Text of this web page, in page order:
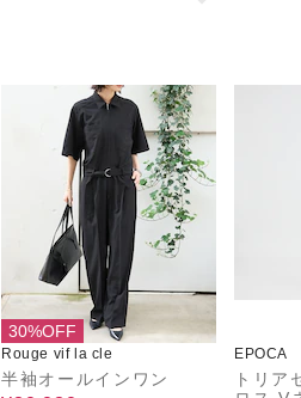
30%OFF
Rouge vif la cle
半袖オールインワン
EPOCA
トリア